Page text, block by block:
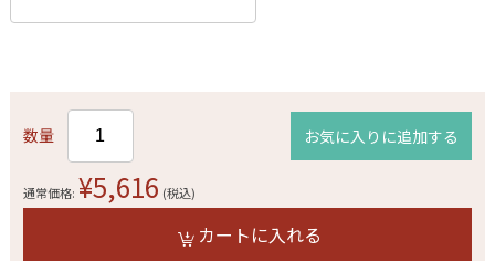
数量 お気に入りに追加する
通常価格: ¥5,616 (税込)
カートに入れる